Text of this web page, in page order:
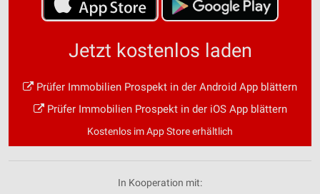
Jetzt kostenlos laden
Prüfer Immobilien Prospekt in der Android App blättern
Prüfer Immobilien Prospekt in der iOS App blättern
Kostenlos im App Store erhältlich
In Kooperation mit: